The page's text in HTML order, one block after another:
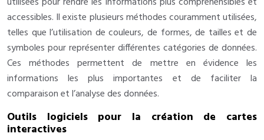
accessibles. Il existe plusieurs méthodes couramment utilisées,
telles que l’utilisation de couleurs, de formes, de tailles et de
symboles pour représenter différentes catégories de données.
Ces méthodes permettent de mettre en évidence les
informations les plus importantes et de faciliter la
comparaison et l’analyse des données.
Outils logiciels pour la création de cartes
interactives